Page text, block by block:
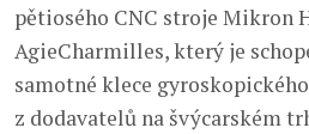
pětiosého CNC stroje Mikron
AgieCharmilles, který je
samotné klece
z dodavatelů na švýcarském